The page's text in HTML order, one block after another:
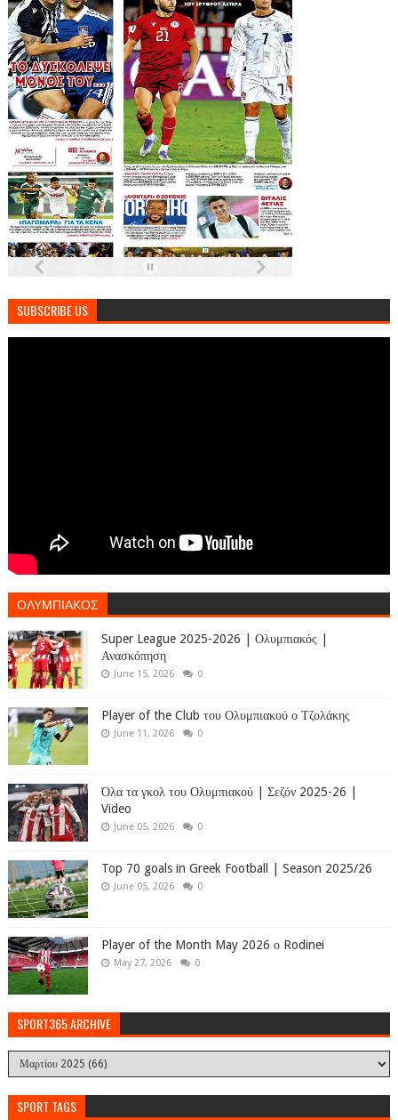
SUBSCRIBE US
ΟΛΥΜΠΙΑΚΟΣ
Super League 2025-2026 | Ολυμπιακός |
Ανασκόπηση
June 15, 2026 0
Player of the Club του Ολυμπιακού ο Τζολάκης
June 11, 2026 0
Όλα τα γκολ του Ολυμπιακού | Σεζόν 2025-26 |
Video
June 05, 2026 0
Top 70 goals in Greek Football | Season 2025/26
June 05, 2026 0
Player of the Month May 2026 ο Rodinei
May 27, 2026 0
SPORT365 ARCHIVE
SPORT TAGS